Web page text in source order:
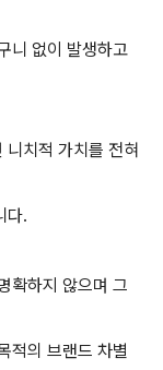
니 없이 발생하고
니치적 가치를 전혀
다.
확하지 않으며 그
적의 브랜드 차별